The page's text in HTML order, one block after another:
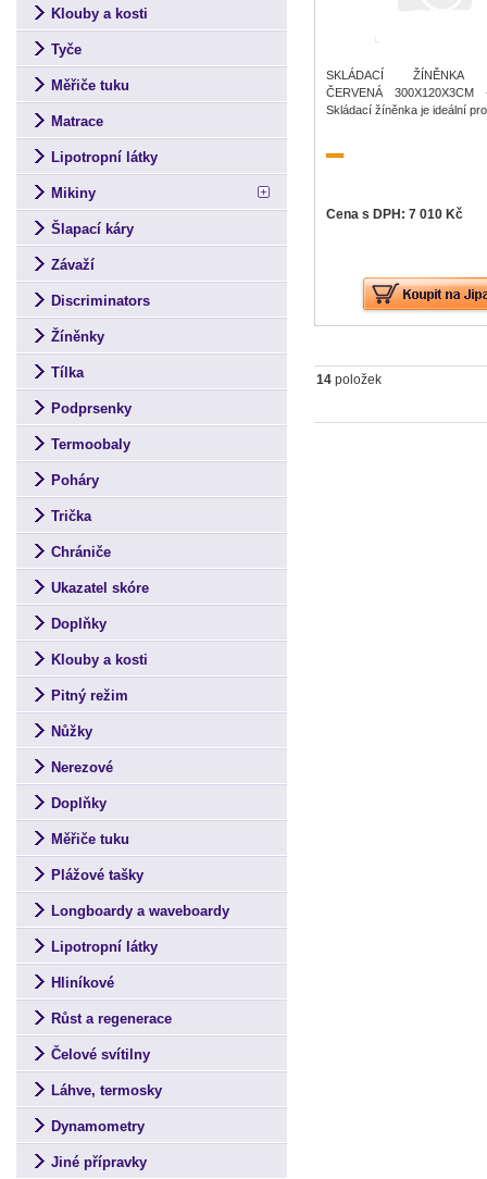
SKLÁDACÍ ŽÍNĚNKA
ČERVENÁ
Skládací žíněnka je ideální
Cena s DPH: 7 010 Kč
14 položek
Klouby a kosti
Tyče
Měřiče tuku
Matrace
Lipotropní látky
Mikiny
Šlapací káry
Závaží
Discriminators
Žíněnky
Tílka
Podprsenky
Termoobaly
Poháry
Trička
Chrániče
Ukazatel skóre
Doplňky
Klouby a kosti
Pitný režim
Nůžky
Nerezové
Doplňky
Měřiče tuku
Plážové tašky
Longboardy a waveboardy
Lipotropní látky
Hliníkové
Růst a regenerace
Čelové svítilny
Láhve, termosky
Dynamometry
Jiné přípravky